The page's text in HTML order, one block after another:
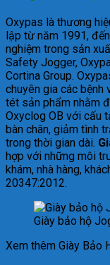
Oxypas là thương
lập từ năm 1991,
nghiệm trong sản
Safety Jogger,
Cortina Group.
chuyên gia các bệnh
tét sản phẩm nhằm
Oxyclog OB với cấu
bàn chân, giảm tình
trong thời gian dài.
hợp với những môi
khám, nhà hàng,
20347:2012.
Giày bảo hộ
Xem thêm Giày Bảo